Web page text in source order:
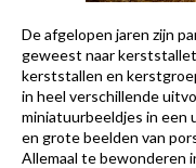
De afgelopen jaren zijn
geweest naar
kerststallen en
in heel verschillende
miniatuurbeeldjes in een
en grote beelden van
Allemaal te bewonderen